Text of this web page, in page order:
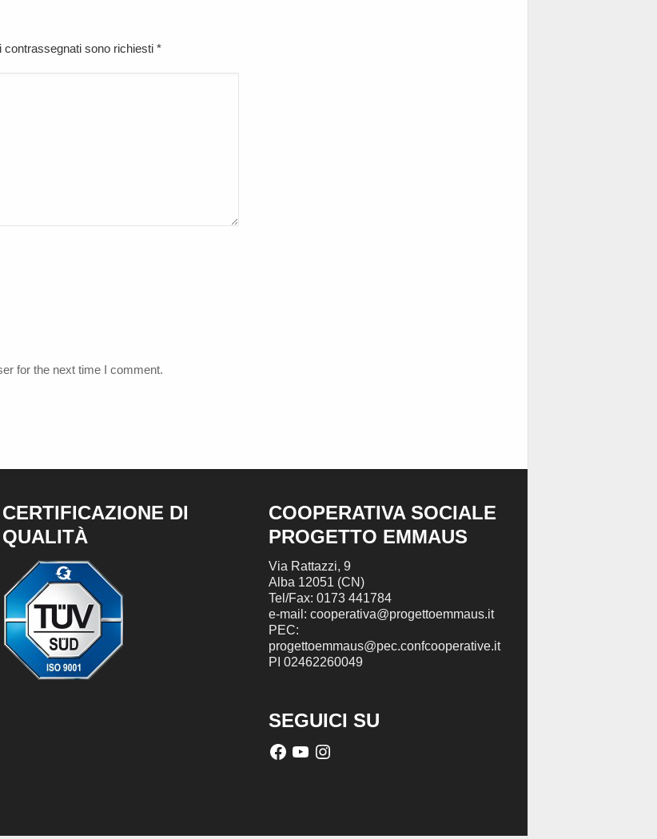
sono richiesti *
for the next time I comment.
CERTIFICAZIONE DI
QUALITÀ
COOPERATIVA SOCIALE
PROGETTO EMMAUS
Via Rattazzi, 9
Alba 12051 (CN)
Tel/Fax: 0173 441784
e-mail: cooperativa@progettoemmaus.it
PEC:
progettoemmaus@pec.confcooperative.it
PI 02462260049
SEGUICI SU